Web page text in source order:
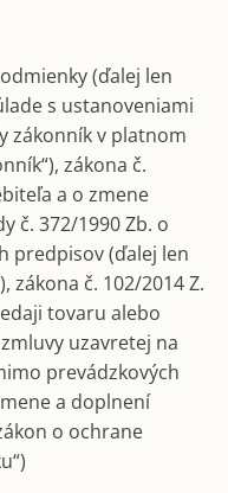
(ďalej len
s ustanoveniami
zákonník v platnom
zákona č.
a o zmene
č. 372/1990 Zb. o
predpisov (ďalej len
zákona č. 102/2014 Z.
tovaru alebo
uzavretej na
prevádzkových
a doplnení
o ochrane